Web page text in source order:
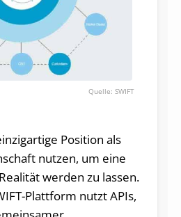
SWIFT
Position als
nutzen, um eine
werden zu lassen.
Plattform nutzt APIs,